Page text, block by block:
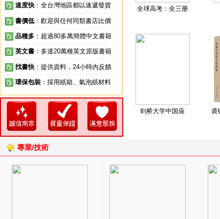
速度快 ：全台灣地區都以速遞發貨
書價低 ：歡迎與任何同類書店比價
品種多 ：超過80多萬簡體中文書籍
英文書 ：多達20萬種英文原版書籍
找書快 ：提供資料，24小時內反饋
環保包裝 ：採用紙箱、氣泡紙材料
全球高考：全三册
剑桥大学中国庙 裘
專業/技術